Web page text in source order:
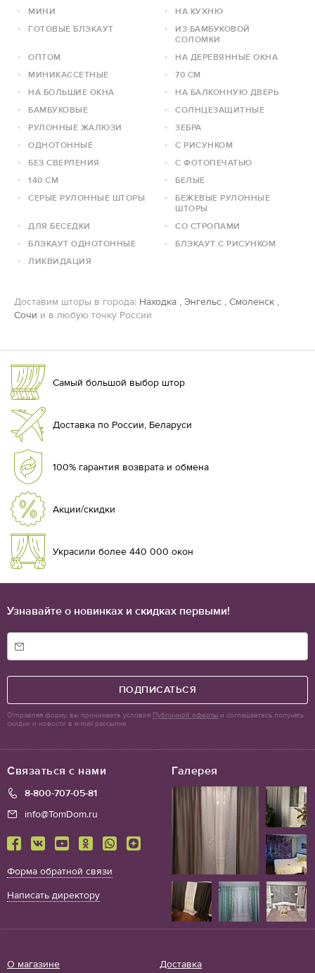
МИНИ
НА КУХНЮ
ГОТОВЫЕ БЛЭКАУТ
ИЗ БАМБУКОВОЙ
СОЛОМКИ
ОПТОМ
НА ДЕРЕВЯННЫЕ ОКНА
МИНИКАССЕТНЫЕ
70 СМ
НА БОЛЬШИЕ ОКНА
НА БАЛКОННУЮ ДВЕРЬ
БАМБУКОВЫЕ
СОЛНЦЕЗАЩИТНЫЕ
РУЛОННЫЕ ЖАЛЮЗИ
ЗЕБРА
ОДНОТОННЫЕ
С РИСУНКОМ
БЕЗ СВЕРЛЕНИЯ
С ФОТОПЕЧАТЬЮ
140 СМ
БЕЛЫЕ
СЕРЫЕ РУЛОННЫЕ ШТОРЫ
БЕЖЕВЫЕ РУЛОННЫЕ
ШТОРЫ
ДЛЯ БЕСЕДКИ
СО СТРОПАМИ
БЛЭКАУТ ОДНОТОННЫЕ
БЛЭКАУТ С РИСУНКОМ
ЛИКВИДАЦИЯ
Доставим шторы в города: Находка , Энгельс , Смоленск ,
Сочи и в любую точку России
Самый большой выбор штор
Доставка по России, Беларуси
100% гарантия возврата и обмена
Акции/скидки
Украсили более 440 000 окон
Галерея
Связаться с нами
8-800-707-05-81
info@TomDom.ru
Форма обратной связи
Написать директору
О магазине Доставка
Узнавайте о новинках и скидках первыми!
ПОДПИСАТЬСЯ
Отправляя форму, вы принимаете условия Публичной оферты и соглашаетесь получать
скидки и новости в e-mail рассылке